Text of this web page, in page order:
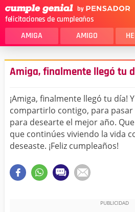
felicitaciones de cumpleaños
AMIGA AMIGO
MAMA
SOBRINA
HERMANO
NOVIA
PAPA
Amiga, finalmente llegó tu
¡Amiga, finalmente llegó tu día!
compartirlo contigo, para
para desearte el mejor año.
que continúes viviendo la vida
deseaste. ¡Feliz cumpleaños!